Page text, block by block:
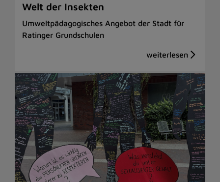
Welt der Insekten
Umweltpädagogisches Angebot der Stadt für
Ratinger Grundschulen